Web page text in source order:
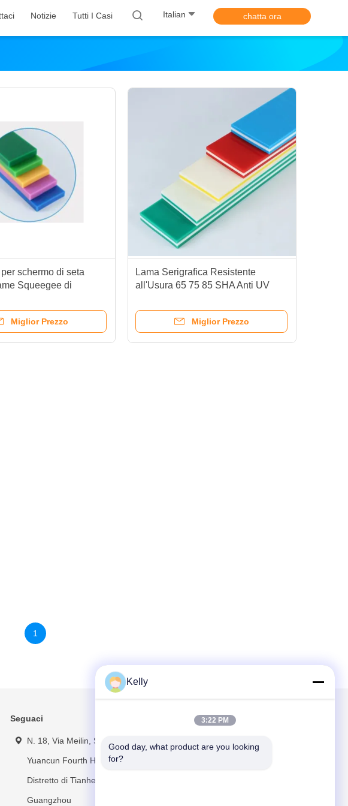
Notizie Tutti I Casi Italian chatta ora
schermo di seta
Squeegee di
schermo
Miglior Prezzo
Lama Serigrafica Resistente
all'Usura 65 75 85 SHA Anti UV
Miglior Prezzo
1
Seguaci
N. 18, Via Meilin, Strada
Yuancun Fourth Heng,
Distretto di Tianhe,
Guangzhou
Kelly
3:22 PM
Good day, what product are you looking
for?